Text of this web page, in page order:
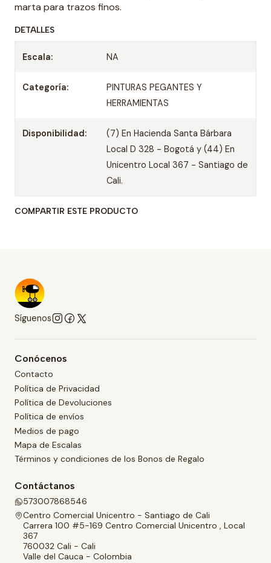
marta para trazos finos.
DETALLES
Escala: NA
Categoría:
PINTURAS PEGANTES Y
HERRAMIENTAS
Disponibilidad:
(7) En Hacienda Santa Bárbara
Local D 328 - Bogotá y (44) En
Unicentro Local 367 - Santiago de
Cali.
COMPARTIR ESTE PRODUCTO
Síguenos
Conócenos
Contacto
Política de Privacidad
Política de Devoluciones
Política de envíos
Medios de pago
Mapa de Escalas
Términos y condiciones de los Bonos de Regalo
Contáctanos
573007868546
Centro Comercial Unicentro - Santiago de Cali
Carrera 100 #5-169 Centro Comercial Unicentro , Local
367
760032 Cali - Cali
Valle del Cauca - Colombia